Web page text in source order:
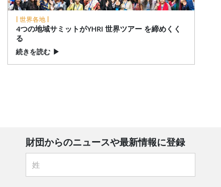
| 世界各地 |
4つの地域サミットがYHRI 世界ツアー を締めくく
る
続きを読む ▶
財団からのニュースや最新情報に登録